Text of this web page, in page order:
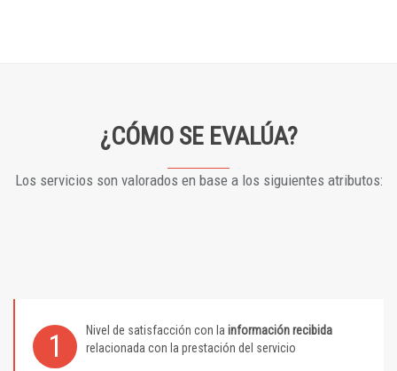
¿CÓMO SE EVALÚA?
Los servicios son valorados en base a los siguientes atributos:
1 Nivel de satisfacción con la información recibida
relacionada con la prestación del servicio